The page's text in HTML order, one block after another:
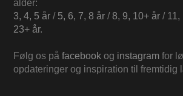
alder:
3, 4, 5 år / 5, 6, 7, 8 år /8, 9, 10+ år / 11,
23+ år.
Følg os på facebook og instagram for
opdateringer og inspiration til fremtidig